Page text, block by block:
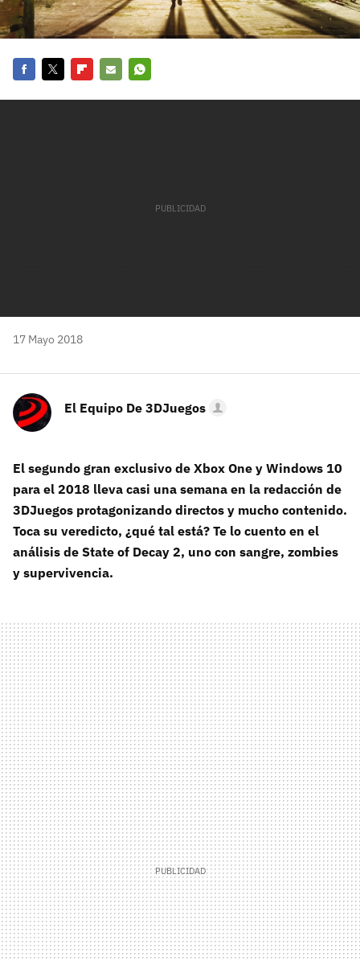
17 Mayo 2018
El Equipo De 3DJuegos
El segundo gran exclusivo de Xbox One y Windows 10
para el 2018 lleva casi una semana en la redacción de
3DJuegos protagonizando directos y mucho contenido.
Toca su veredicto, ¿qué tal está? Te lo cuento en el
análisis de State of Decay 2, uno con sangre, zombies
y supervivencia.
¿Todavía no tienes cuenta?
Recupera tu acceso con Facebook
carácter inicial), pero no mayúsculas, espacios, tildes
o caracteres especiales.
de participación
Registrarse en 3DJuegos